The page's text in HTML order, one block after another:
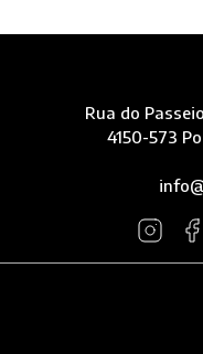
Rua do
4150-573